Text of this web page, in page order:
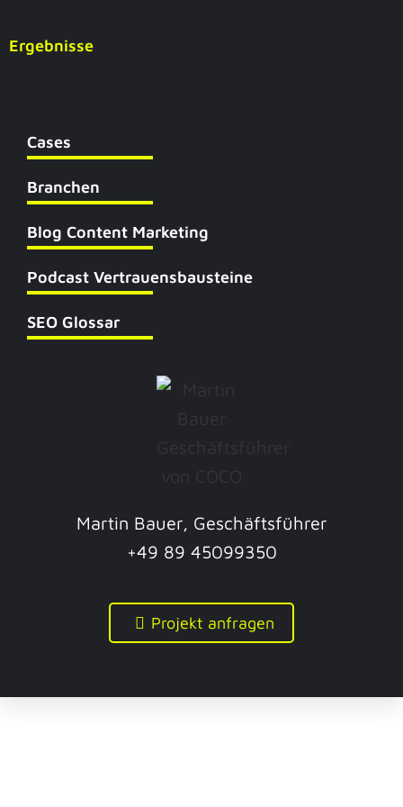
Ergebnisse
Cases
Branchen
Blog Content Marketing
Podcast Vertrauensbausteine
SEO Glossar
Martin Bauer, Geschäftsführer
+49 89 45099350
Projekt anfragen